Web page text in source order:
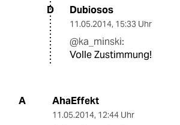
D Dubiosos
11.05.2014, 15:33 Uhr
@ka_minski:
Volle Zustimmung!
A AhaEffekt
11.05.2014, 12:44 Uhr